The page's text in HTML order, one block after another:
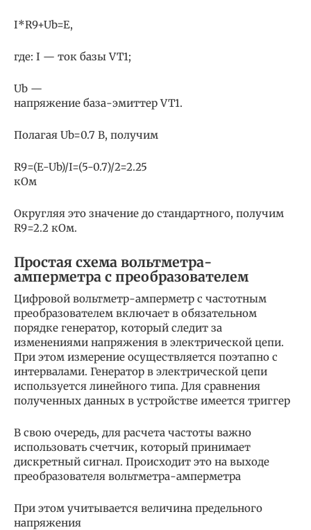
I*R9+Ub=E,
где: I — ток базы VT1;
Ub —
напряжение база-эмиттер VT1.
Полагая Ub=0.7 В, получим
R9=(E-Ub)/I=(5-0.7)/2=2.25
кОм
Округляя это значение до стандартного, получим
R9=2.2 кОм.
Простая схема вольтметра-
амперметра с преобразователем
Цифровой вольтметр-амперметр с частотным
преобразователем включает в обязательном
порядке генератор, который следит за
изменениями напряжения в электрической цепи.
При этом измерение осуществляется поэтапно с
интервалами. Генератор в электрической цепи
используется линейного типа. Для сравнения
полученных данных в устройстве имеется триггер
В свою очередь, для расчета частоты важно
использовать счетчик, который принимает
дискретный сигнал. Происходит это на выходе
преобразователя вольтметра-амперметра
При этом учитывается величина предельного
напряжения